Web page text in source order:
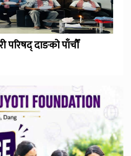
परिषद् दाङको पाँचौँ